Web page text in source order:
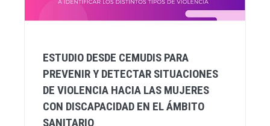
ESTUDIO DESDE CEMUDIS PARA
PREVENIR Y DETECTAR SITUACIONES
DE VIOLENCIA HACIA LAS MUJERES
CON DISCAPACIDAD EN EL ÁMBITO
SANITARIO